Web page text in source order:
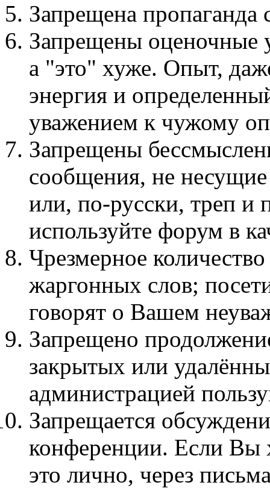
Запрещена
Запрещены оценочные
а "это" хуже. Опыт,
энергия и
уважением к чужому
Запрещены
сообщения, не
или, по-русски, треп
используйте форум в
Чpезмеpное
жаргонных слов;
говорят о Вашем
Запрещено
закрытых или
администрацией
Запрещается
конференции. Если Вы
это лично, через